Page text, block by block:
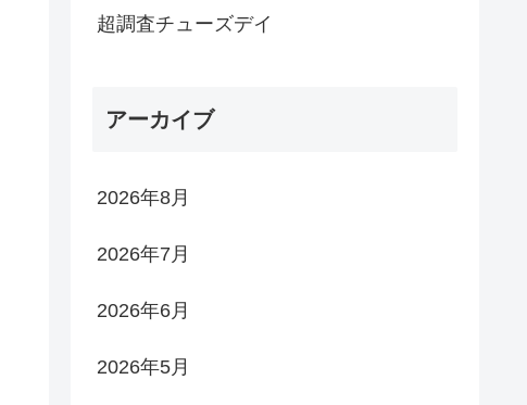
超調査チューズデイ
アーカイブ
2026年8月
2026年7月
2026年6月
2026年5月